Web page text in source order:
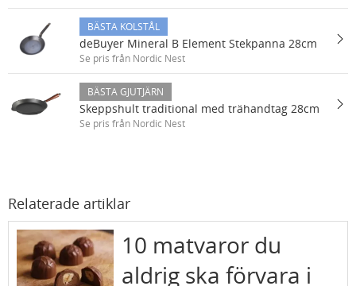
BÄSTA KOLSTÅL
deBuyer Mineral B Element Stekpanna 28cm
Se pris från Nordic Nest
BÄSTA GJUTJÄRN
Skeppshult traditional med trähandtag 28cm
Se pris från Nordic Nest
Relaterade artiklar
10 matvaror du
aldrig ska förvara i